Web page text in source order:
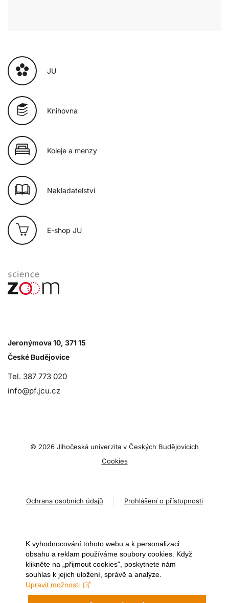
JU
Knihovna
Koleje a menzy
Nakladatelství
E-shop JU
Jeronýmova 10, 371 15
České Budějovice
Tel. 387 773 020
info@pf.jcu.cz
© 2026 Jihočeská univerzita v Českých Budějovicích
Cookies
Ochrana osobních údajů Prohlášení o přístupnosti
K vyhodnocování tohoto webu a k personalizaci
obsahu a reklam používáme soubory cookies. Když
klikněte na „přijmout cookies", poskytnete nám
souhlas k jejich uložení, správě a analýze.
Upravit možnosti